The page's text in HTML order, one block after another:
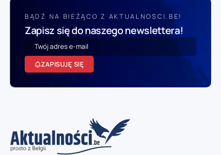
BĄDŹ NA BIEŻĄCO Z AKTUALNOSCI.BE!
Zapisz się do naszego newslettera!
ZAPISUJĘ SIĘ